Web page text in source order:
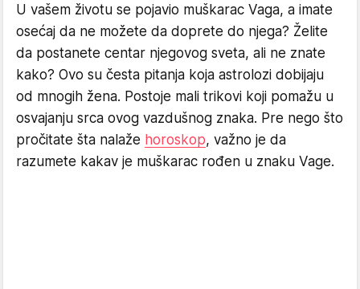
U vašem životu se pojavio muškarac Vaga, a imate
osećaj da ne možete da doprete do njega? Želite
da postanete centar njegovog sveta, ali ne znate
kako? Ovo su česta pitanja koja astrolozi dobijaju
od mnogih žena. Postoje mali trikovi koji pomažu u
osvajanju srca ovog vazdušnog znaka. Pre nego što
pročitate šta nalaže horoskop, važno je da
razumete kakav je muškarac rođen u znaku Vage.